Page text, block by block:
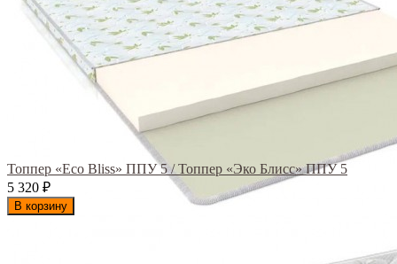
Топпер «Eco Bliss» ППУ 5 / Топпер «Эко Блисс» ППУ 5
5 320 ₽
В корзину